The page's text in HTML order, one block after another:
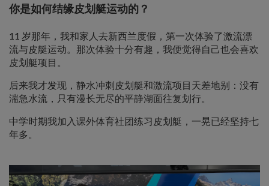
你是如何结缘皮划艇运动的？
11 岁那年，我和家人去新西兰度假，第一次体验了激流漂
流与皮艇运动。那次体验十分有趣，我便觉得自己也会喜欢
皮划艇项目。
后来我才发现，静水冲刺皮划艇和激流项目天差地别：没有
湍急水流，只有漫长无尽的平静湖面往复划行。
中学时期我加入课外体育社团练习皮划艇，一晃已经坚持七
年多。